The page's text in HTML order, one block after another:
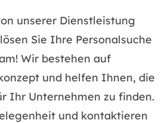
unserer Dienstleistung
Sie Ihre Personalsuche
Wir bestehen auf
und helfen Ihnen, die
Ihr Unternehmen zu finden.
und kontaktieren